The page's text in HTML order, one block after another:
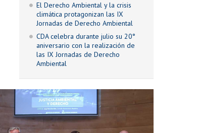
El Derecho Ambiental y la crisis
climática protagonizan las IX
Jornadas de Derecho Ambiental
CDA celebra durante julio su 20°
aniversario con la realización de
las IX Jornadas de Derecho
Ambiental